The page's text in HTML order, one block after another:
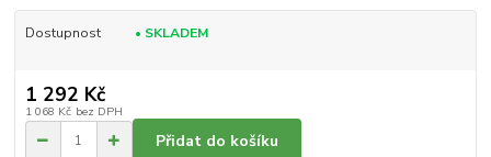
Dostupnost • SKLADEM
1 292 Kč
1 068 Kč bez DPH
Přidat do košíku